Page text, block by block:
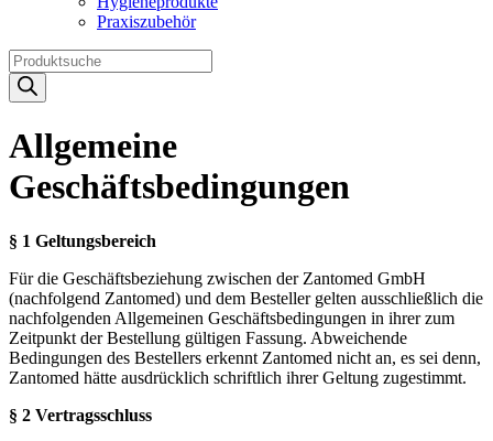
Praxiszubehör
Products
search
Allgemeine
Geschäftsbedingungen
§ 1 Geltungsbereich
Für die Geschäftsbeziehung zwischen der Zantomed GmbH
(nachfolgend Zantomed) und dem Besteller gelten ausschließlich die
nachfolgenden Allgemeinen Geschäftsbedingungen in ihrer zum
Zeitpunkt der Bestellung gültigen Fassung. Abweichende
Bedingungen des Bestellers erkennt Zantomed nicht an, es sei denn,
Zantomed hätte ausdrücklich schriftlich ihrer Geltung zugestimmt.
§ 2 Vertragsschluss